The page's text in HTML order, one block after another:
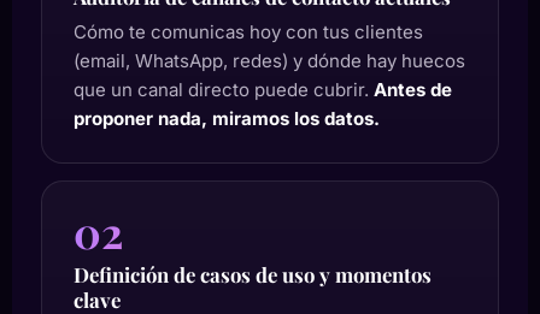
Cómo te comunicas hoy con tus clientes
(email, WhatsApp, redes) y dónde hay huecos
que un canal directo puede cubrir. Antes de
proponer nada, miramos los datos.
02
Definición de casos de uso y momentos
clave